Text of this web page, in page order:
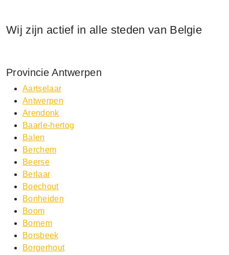
Wij zijn actief in alle steden van Belgie
Provincie Antwerpen
Aartselaar
Antwerpen
Arendonk
Baarle-hertog
Balen
Berchem
Beerse
Berlaar
Boechout
Bonheiden
Boom
Bornem
Borsbeek
Borgerhout